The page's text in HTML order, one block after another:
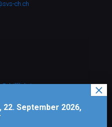
ch.ch
Schifffahrt
22. September 2026,